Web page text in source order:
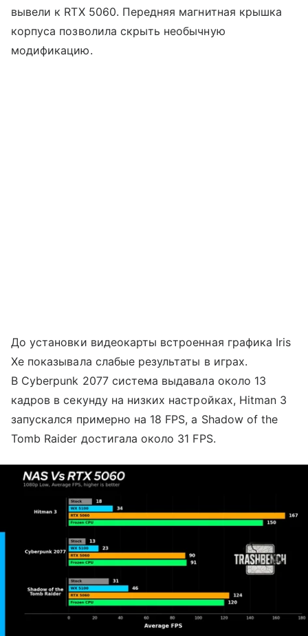
вывели к RTX 5060. Передняя магнитная крышка
корпуса позволила скрыть необычную
модификацию.
До установки видеокарты встроенная графика Iris
Xe показывала слабые результаты в играх.
В Cyberpunk 2077 система выдавала около 13
кадров в секунду на низких настройках, Hitman 3
запускался примерно на 18 FPS, а Shadow of the
Tomb Raider достигала около 31 FPS.